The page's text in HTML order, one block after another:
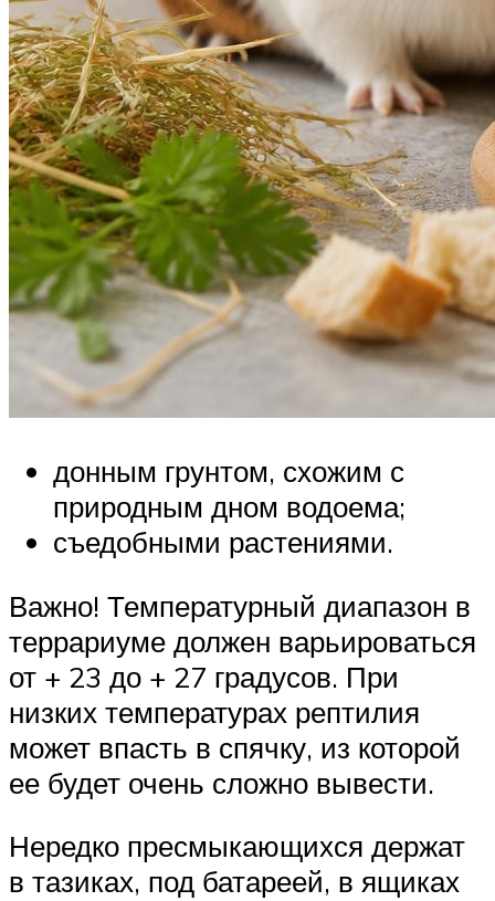
донным грунтом, схожим с
природным дном водоема;
съедобными растениями.
Важно! Температурный диапазон в
террариуме должен варьироваться
от + 23 до + 27 градусов. При
низких температурах рептилия
может впасть в спячку, из которой
ее будет очень сложно вывести.
Нередко пресмыкающихся держат
в тазиках, под батареей, в ящиках